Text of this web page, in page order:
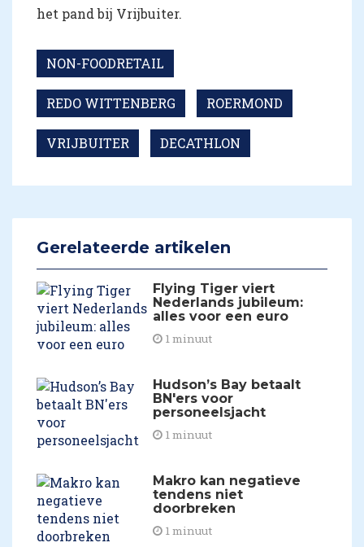
het pand bij Vrijbuiter.
NON-FOODRETAIL
REDO WITTENBERG ROERMOND
VRIJBUITER DECATHLON
Gerelateerde artikelen
Flying Tiger viert
Nederlands jubileum:
alles voor een euro
1 minuut
Hudson’s Bay betaalt
BN'ers voor
personeelsjacht
1 minuut
​Makro kan negatieve
tendens niet
doorbreken
1 minuut